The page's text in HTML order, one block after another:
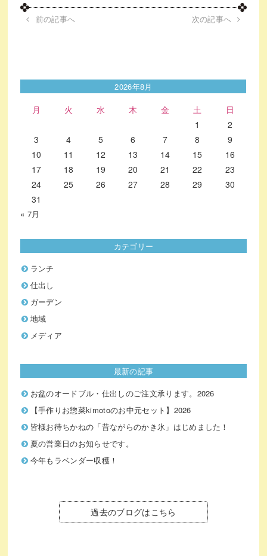
前の記事へ 次の記事へ
2026年8月
月 火 水 木 金 土
日
1
2
3
4 5 6 7 8
9
10
11 12 13 14 15
16
17
18 19 20 21 22
23
24
25 26 27 28 29
30
31
« 7月
カテゴリー
ランチ
仕出し
ガーデン
地域
メディア
最新の記事
お盆のオードブル・仕出しのご注文承ります。2026
【手作りお惣菜kimotoのお中元セット】2026
皆様お待ちかねの「昔ながらのかき氷」はじめました！
夏の営業日のお知らせです。
今年もラベンダー収穫！
過去のブログはこちら